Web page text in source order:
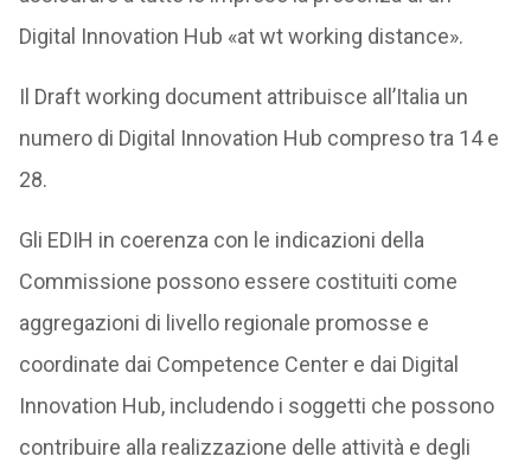
Digital Innovation Hub «at wt working distance».
Il Draft working document attribuisce all’Italia un
numero di Digital Innovation Hub compreso tra 14 e
28.
Gli EDIH in coerenza con le indicazioni della
Commissione possono essere costituiti come
aggregazioni di livello regionale promosse e
coordinate dai Competence Center e dai Digital
Innovation Hub, includendo i soggetti che possono
contribuire alla realizzazione delle attività e degli